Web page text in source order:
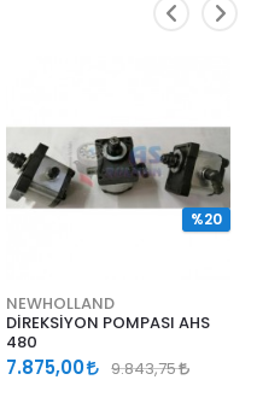
NEWHOLLAND
DİREKSİYON POMPASI AHS
480
7.875,00 9.843,75
%20